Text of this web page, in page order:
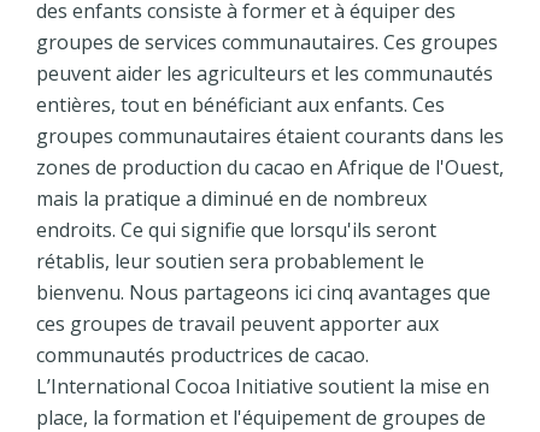
des enfants consiste à former et à équiper des
groupes de services communautaires. Ces groupes
peuvent aider les agriculteurs et les communautés
entières, tout en bénéficiant aux enfants. Ces
groupes communautaires étaient courants dans les
zones de production du cacao en Afrique de l'Ouest,
mais la pratique a diminué en de nombreux
endroits. Ce qui signifie que lorsqu'ils seront
rétablis, leur soutien sera probablement le
bienvenu. Nous partageons ici cinq avantages que
ces groupes de travail peuvent apporter aux
communautés productrices de cacao.
L’International Cocoa Initiative soutient la mise en
place, la formation et l'équipement de groupes de